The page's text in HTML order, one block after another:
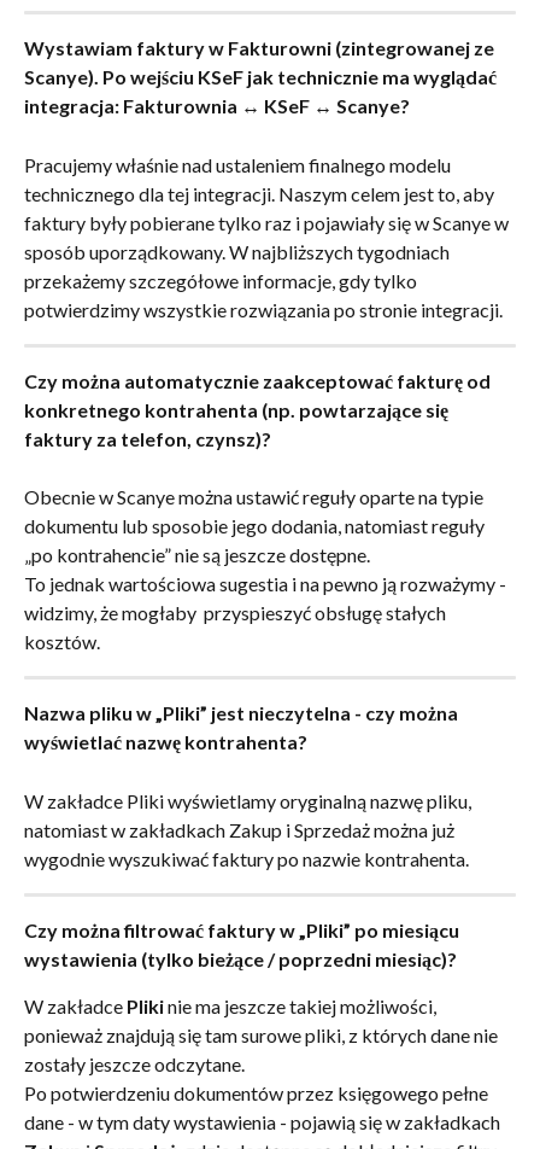
Wystawiam faktury w Fakturowni (zintegrowanej ze
Scanye). Po wejściu KSeF jak technicznie ma wyglądać
integracja: Fakturownia ↔ KSeF ↔ Scanye?
Pracujemy właśnie nad ustaleniem finalnego modelu
technicznego dla tej integracji. Naszym celem jest to, aby
faktury były pobierane tylko raz i pojawiały się w Scanye w
sposób uporządkowany. W najbliższych tygodniach
przekażemy szczegółowe informacje, gdy tylko
potwierdzimy wszystkie rozwiązania po stronie integracji.
Czy można automatycznie zaakceptować fakturę od
konkretnego kontrahenta (np. powtarzające się
faktury za telefon, czynsz)?
Obecnie w Scanye można ustawić reguły oparte na typie
dokumentu lub sposobie jego dodania, natomiast reguły
„po kontrahencie” nie są jeszcze dostępne.
To jednak wartościowa sugestia i na pewno ją rozważymy -
widzimy, że mogłaby  przyspieszyć obsługę stałych
kosztów.
Nazwa pliku w „Pliki” jest nieczytelna - czy można
wyświetlać nazwę kontrahenta?
W zakładce Pliki wyświetlamy oryginalną nazwę pliku,
natomiast w zakładkach Zakup i Sprzedaż można już
wygodnie wyszukiwać faktury po nazwie kontrahenta.
Czy można filtrować faktury w „Pliki” po miesiącu
wystawienia (tylko bieżące / poprzedni miesiąc)?
W zakładce Pliki nie ma jeszcze takiej możliwości,
ponieważ znajdują się tam surowe pliki, z których dane nie
zostały jeszcze odczytane.
Po potwierdzeniu dokumentów przez księgowego pełne
dane - w tym daty wystawienia - pojawią się w zakładkach